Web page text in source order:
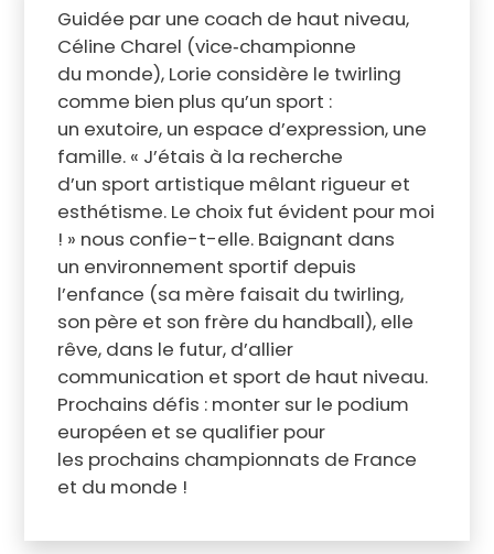
Guidée par une coach de haut niveau,
Céline Charel (vice‑championne
du monde), Lorie considère le twirling
comme bien plus qu’un sport :
un exutoire, un espace d’expression, une
famille. « J’étais à la recherche
d’un sport artistique mêlant rigueur et
esthétisme. Le choix fut évident pour moi
! » nous confie-t-elle. Baignant dans
un environnement sportif depuis
l’enfance (sa mère faisait du twirling,
son père et son frère du handball), elle
rêve, dans le futur, d’allier
communication et sport de haut niveau.
Prochains défis : monter sur le podium
européen et se qualifier pour
les prochains championnats de France
et du monde !